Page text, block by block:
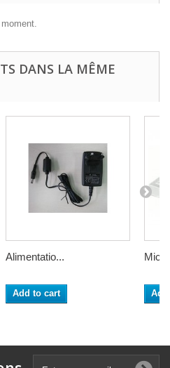
DANS LA MÊME
Alimentatio...
Add to cart